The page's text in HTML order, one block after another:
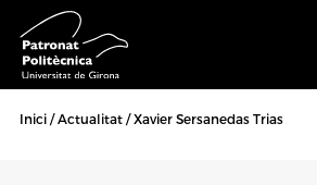
Inici Actualitat Xavier Sersanedas Trias